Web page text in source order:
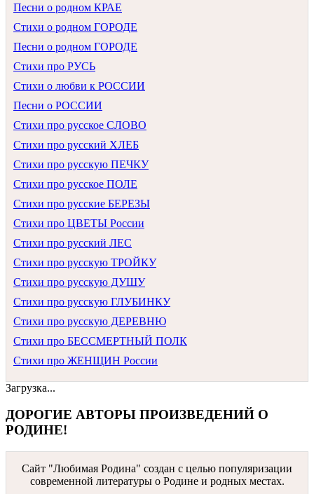
Песни о родном КРАЕ
Стихи о родном ГОРОДЕ
Песни о родном ГОРОДЕ
Стихи про РУСЬ
Стихи о любви к РОССИИ
Песни о РОССИИ
Стихи про русское СЛОВО
Стихи про русский ХЛЕБ
Стихи про русскую ПЕЧКУ
Стихи про русское ПОЛЕ
Стихи про русские БЕРЕЗЫ
Стихи про ЦВЕТЫ России
Стихи про русский ЛЕС
Стихи про русскую ТРОЙКУ
Стихи про русскую ДУШУ
Стихи про русскую ГЛУБИНКУ
Стихи про русскую ДЕРЕВНЮ
Стихи про БЕССМЕРТНЫЙ ПОЛК
Стихи про ЖЕНЩИН России
Загрузка...
ДОРОГИЕ АВТОРЫ ПРОИЗВЕДЕНИЙ О
РОДИНЕ!
Сайт "Любимая Родина" создан c целью популяризации
современной литературы о Родине и родных местах.